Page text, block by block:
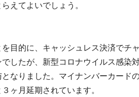
えてよいでしょう。
目的に、キャッシュレス決済でチ
したが、新型コロナウイルス感染
なりました。マイナンバーカード
ヶ月延期されています。